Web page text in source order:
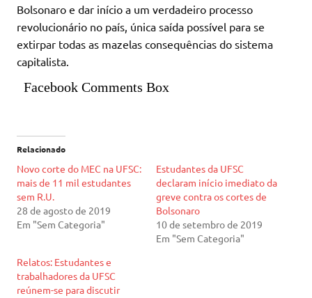
Bolsonaro e dar início a um verdadeiro processo
revolucionário no país, única saída possível para se
extirpar todas as mazelas consequências do sistema
capitalista.
Facebook Comments Box
Relacionado
Novo corte do MEC na UFSC:
mais de 11 mil estudantes
sem R.U.
28 de agosto de 2019
Em "Sem Categoria"
Estudantes da UFSC
declaram início imediato da
greve contra os cortes de
Bolsonaro
10 de setembro de 2019
Em "Sem Categoria"
Relatos: Estudantes e
trabalhadores da UFSC
reúnem-se para discutir